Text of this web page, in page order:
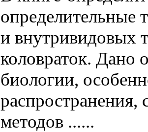
определительные
и внутривидовых
коловраток. Дано
биологии,
методов ......